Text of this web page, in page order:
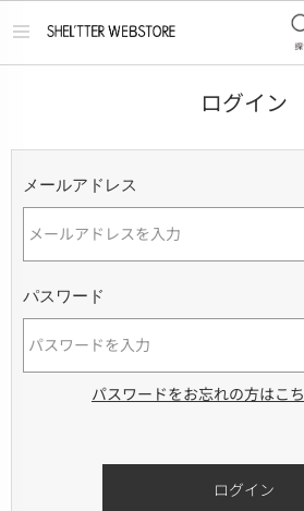
メ
ログイン
メールアドレス
パスワード
パスワードをお忘れの方はこ